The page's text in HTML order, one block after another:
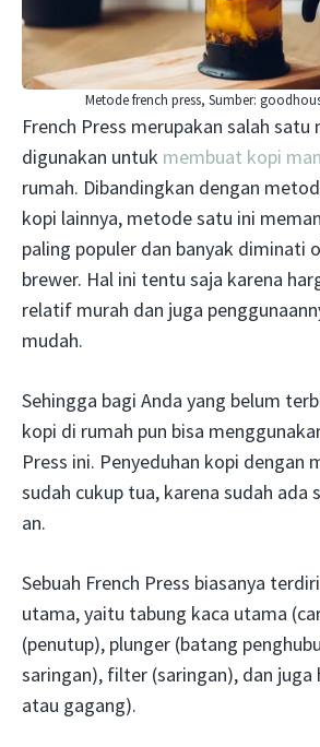
Metode french press, Sumber:
French Press merupakan salah
digunakan untuk membuat kopi
rumah. Dibandingkan dengan
kopi lainnya, metode satu ini
paling populer dan banyak diminati
brewer. Hal ini tentu saja karena
relatif murah dan juga
mudah.
Sehingga bagi Anda yang belum
kopi di rumah pun bisa
Press ini. Penyeduhan kopi dengan
sudah cukup tua, karena sudah ada
an.
Sebuah French Press biasanya
utama, yaitu tabung kaca utama
(penutup), plunger (batang
saringan), filter (saringan), dan juga
atau gagang).